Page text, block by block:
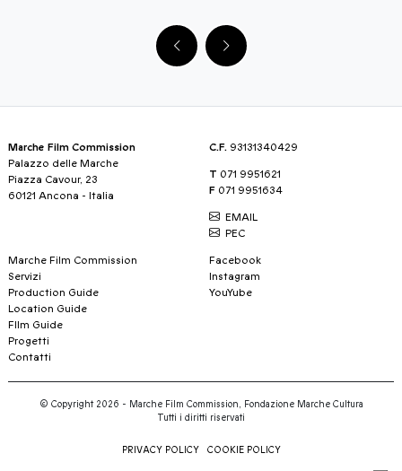
Marche Film Commission
Palazzo delle Marche
Piazza Cavour, 23
60121 Ancona - Italia
C.F. 93131340429
T 071 9951621
F 071 9951634
EMAIL
PEC
Marche Film Commission
Servizi
Production Guide
Location Guide
FIlm Guide
Progetti
Contatti
Facebook
Instagram
YouYube
© Copyright 2026 - Marche Film Commission, Fondazione Marche Cultura
Tutti i diritti riservati
PRIVACY POLICY COOKIE POLICY